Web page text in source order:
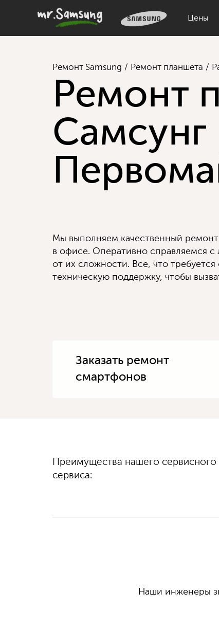
Цены
Ремонт Samsung Ремонт планшета
Ремонт
Самсунг
Мы выполняем качественный
в офисе. Оперативно справляемся
от их сложности. Все, что
техническую поддержку, чтобы
Заказать ремонт
смартфонов
Преимущества нашего сервисного
сервиса:
гарантируем
качество
выполняем
Наши инженеры